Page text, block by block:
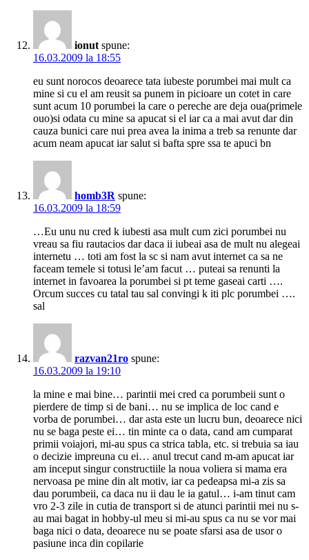
ionut spune:
16.03.2009 la 18:55
eu sunt norocos deoarece tata iubeste porumbei mai mult ca
mine si cu el am reusit sa punem in picioare un cotet in care
sunt acum 10 porumbei la care o pereche are deja oua(primele
ouo)si odata cu mine sa apucat si el iar ca a mai avut dar din
cauza bunici care nui prea avea la inima a treb sa renunte dar
acum neam apucat iar salut si bafta spre ssa te apuci bn
homb3R spune:
16.03.2009 la 18:59
…Eu unu nu cred k iubesti asa mult cum zici porumbei nu
vreau sa fiu rautacios dar daca ii iubeai asa de mult nu alegeai
internetu … toti am fost la sc si nam avut internet ca sa ne
faceam temele si totusi le’am facut … puteai sa renunti la
internet in favoarea la porumbei si pt teme gaseai carti ….
Orcum succes cu tatal tau sal convingi k iti plc porumbei ….
sal
razvan21ro spune:
16.03.2009 la 19:10
la mine e mai bine… parintii mei cred ca porumbeii sunt o
pierdere de timp si de bani… nu se implica de loc cand e
vorba de porumbei… dar asta este un lucru bun, deoarece nici
nu se baga peste ei… tin minte ca o data, cand am cumparat
primii voiajori, mi-au spus ca strica tabla, etc. si trebuia sa iau
o decizie impreuna cu ei… anul trecut cand m-am apucat iar
am inceput singur constructiile la noua voliera si mama era
nervoasa pe mine din alt motiv, iar ca pedeapsa mi-a zis sa
dau porumbeii, ca daca nu ii dau le ia gatul… i-am tinut cam
vro 2-3 zile in cutia de transport si de atunci parintii mei nu s-
au mai bagat in hobby-ul meu si mi-au spus ca nu se vor mai
baga nici o data, deoarece nu se poate sfarsi asa de usor o
pasiune inca din copilarie